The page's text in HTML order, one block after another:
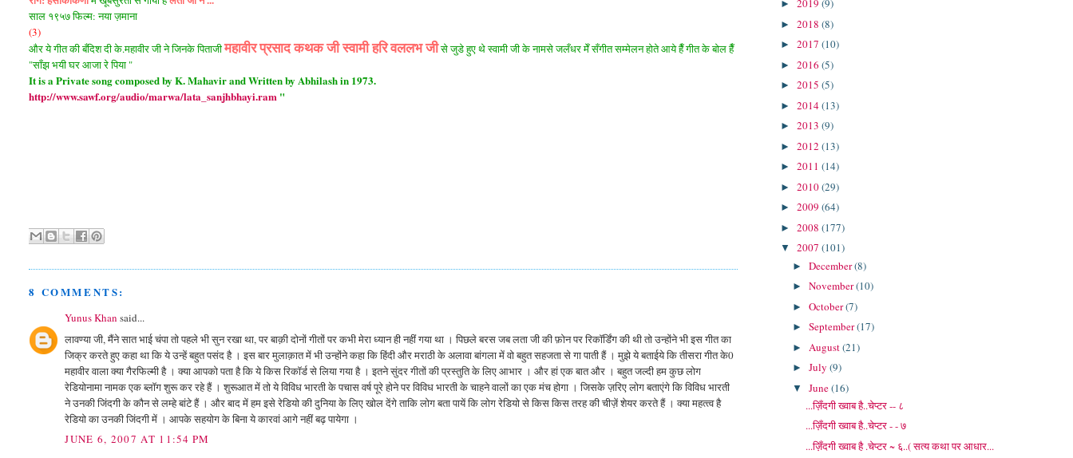
साल १९५७ फिल्म: नया ज़माना
(3)
और ये गीत की बँदिश दी के.महावीर जी ने जिनके पिताजीमहावीर प्रसाद कथक जी स्वामी हरि वललभ जीसे जुडे हुए थे स्वामी जी के नामसे जलँधर मेँ सँगीत सम्मेलन होते आये हैँ गीत के बोल हैँ
"साँझ भयी घर आजा रे पिया "
It is a Private song composed by K. Mahavir and Written by Abhilash in 1973.
http://www.sawf.org/audio/marwa/lata_sanjhbhayi.ram "
8 COMMENTS:
Yunus Khan said...
लावण्‍या जी, मैंने सात भाई चंपा तो पहले भी सुन रखा था, पर बाक़ी दोनों गीतों पर कभी मेरा ध्‍यान ही नहीं गया था । पिछले बरस जब लता जी की फ़ोन पर रिकॉर्डिंग की थी तो उन्‍होंने भी इस गीत का
जिक्र करते हुए कहा था कि ये उन्‍हें बहुत पसंद है । इस बार मुलाक़ात में भी उन्‍होंने कहा कि हिंदी और मराठी के अलावा बांगला में वो बहुत सहजता से गा पाती हैं । मुझे ये बताईये कि तीसरा गीत के0
महावीर वाला क्‍या गैरफिल्‍मी है । क्‍या आपको पता है कि ये किस रिकॉर्ड से लिया गया है । इतने सुंदर गीतों की प्रस्‍तुति के लिए आभार । और हां एक बात और । बहुत जल्‍दी हम कुछ लोग
रेडियोनामा नामक एक ब्‍लॉग शुरू कर रहे हैं । शुरूआत में तो ये विविध भारती के पचास वर्ष पूरे होने पर विविध भारती के चाहने वालों का एक मंच होगा । जिसके ज़रिए लोग बताएंगे कि विविध भारती
ने उनकी जिंदगी के कौन से लम्‍हे बांटे हैं । और बाद में हम इसे रेडियो की दुनिया के लिए खोल देंगे ताकि लोग बता पायें कि लोग रेडियो से किस किस तरह की चीज़ें शेयर करते हैं । क्‍या महत्‍त्‍व है
रेडियो का उनकी जिंदगी में । आपके सहयोग के बिना ये कारवां आगे नहीं बढ़ पायेगा ।
JUNE 6, 2007 AT 11:54 PM
► 2019 (9)
► 2018 (8)
► 2017 (10)
► 2016 (5)
► 2015 (5)
► 2014(13)
► 2013 (9)
► 2012 (13)
► 2011 (14)
► 2010(29)
► 2009 (64)
► 2008 (177)
▼ 2007 (101)
►December(8)
►November(10)
►October(7)
►September(17)
► August(21)
►July(9)
▼June(16)
...ज़िँदगी ख्वाब है..चेप्टर -- ८
...ज़िँदगी ख्वाब है..चेप्टर - - ७
...ज़िँदगी ख्वाब है .चेप्टर ~ ६..( सत्य कथा पर आधार...